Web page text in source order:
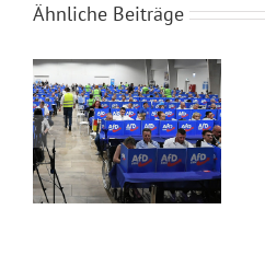
Ähnliche Beiträge